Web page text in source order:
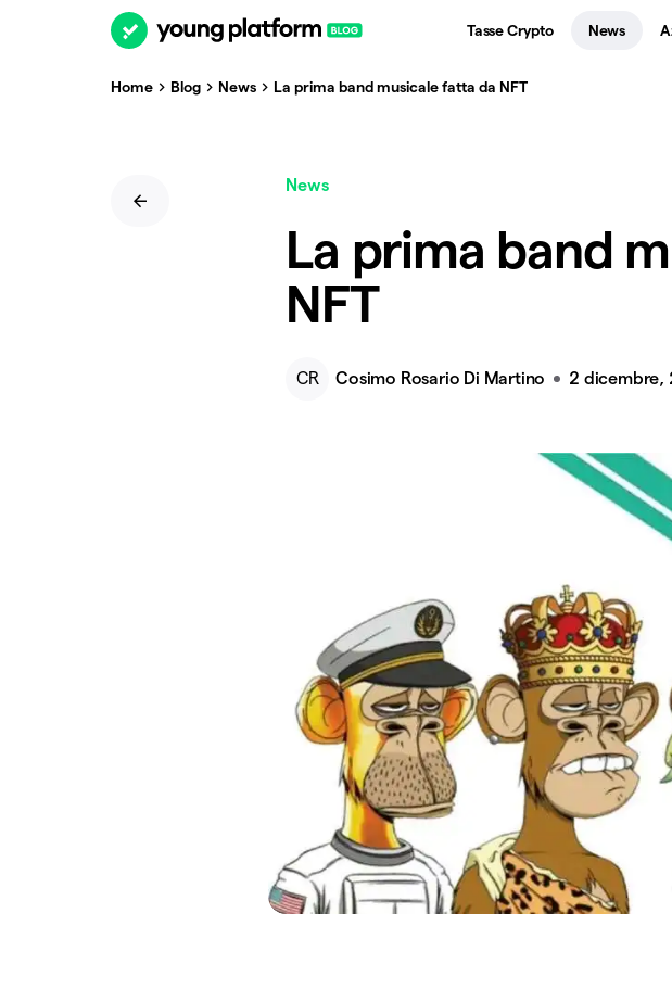
News
Tasse Crypto
Home Blog News La prima band musicale fatta da NFT
News
La prima band
NFT
CR Cosimo Rosario Di Martino 2 dicembre,